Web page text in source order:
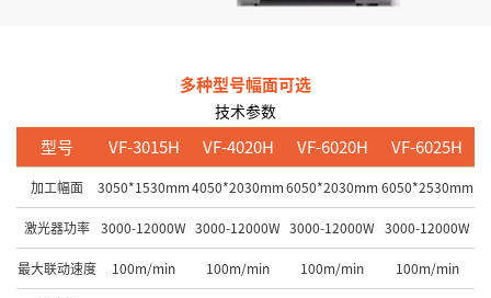
多种型号幅面可选
技术参数
型号 VF-3015H VF-4020H VF-6020H VF-6025H
加工幅面 3050*1530mm4050*2030mm6050*2030mm 6050*2530mm
激光器功率 3000-12000W 3000-12000W 3000-12000W 3000-12000W
最大联动速度 100m/min 100m/min 100m/min 100m/min